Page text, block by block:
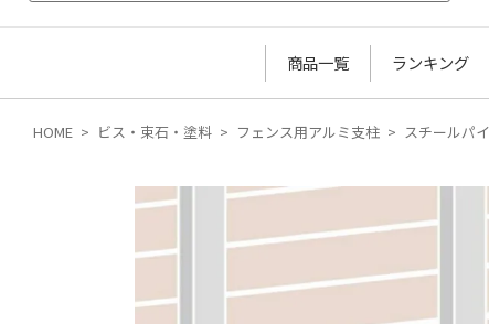
商品一覧 ランキング
HOME ビス・束石・塗料 フェンス用アルミ支柱 スチールパ